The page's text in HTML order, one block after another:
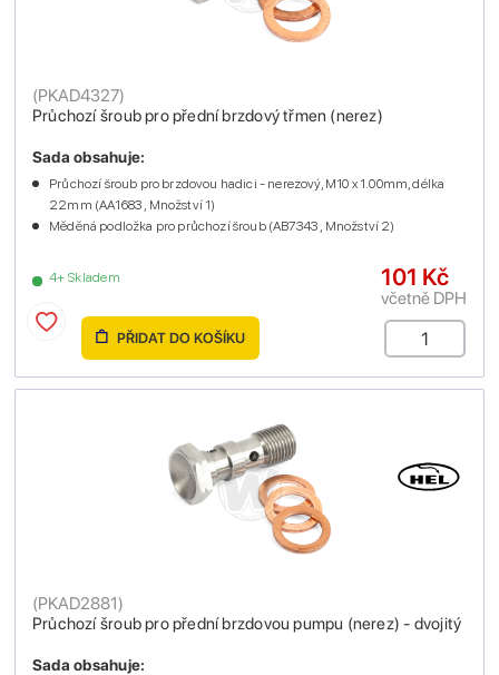
Průchozí šroub pro přední brzdový třmen (nerez)
(PKAD4327)
4+ Skladem
Sada obsahuje:
Průchozí šroub pro brzdovou hadici - nerezový, M10 x 1.00mm, délka
22mm (AA1683 , Množství 1)
Měděná podložka pro průchozí šroub (AB7343 , Množství 2)
101 Kč
včetně DPH
PŘIDAT DO KOŠÍKU
Průchozí šroub pro přední brzdovou pumpu (nerez) - dvojitý
(PKAD2881)
Sada obsahuje: